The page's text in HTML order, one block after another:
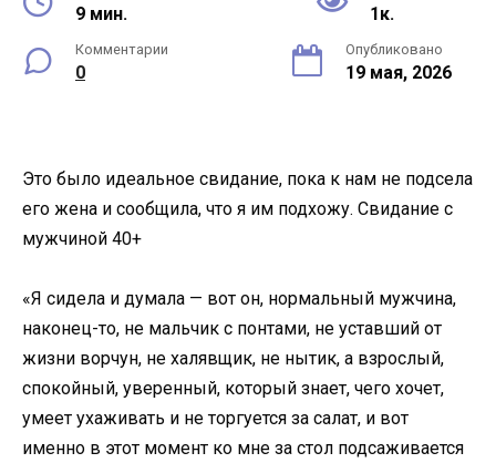
9 мин. 1к.
Комментарии
0
Опубликовано
19 мая, 2026
Это было идеальное свидание, пока к нам не подсела
его жена и сообщила, что я им подхожу. Свидание с
мужчиной 40+
«Я сидела и думала — вот он, нормальный мужчина,
наконец-то, не мальчик с понтами, не уставший от
жизни ворчун, не халявщик, не нытик, а взрослый,
спокойный, уверенный, который знает, чего хочет,
умеет ухаживать и не торгуется за салат, и вот
именно в этот момент ко мне за стол подсаживается